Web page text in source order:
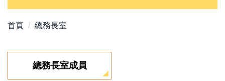
首頁 總務長室
總務長室成員